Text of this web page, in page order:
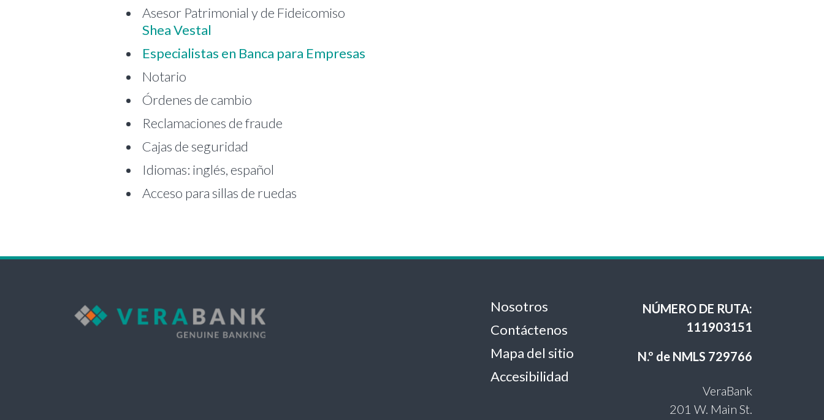
Asesor Patrimonial y de Fideicomiso
Shea Vestal
Especialistas en Banca para Empresas
Notario
Órdenes de cambio
Reclamaciones de fraude
Cajas de seguridad
Idiomas: inglés, español
Acceso para sillas de ruedas
Nosotros
Contáctenos
Mapa del sitio
Accesibilidad
NÚMERO DE RUTA:
111903151
N.º de NMLS 729766
VeraBank
201 W. Main St.